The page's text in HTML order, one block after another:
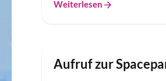
Weiterlesen
Aufruf zur